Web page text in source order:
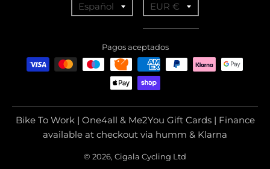
n
a
t
Español
a
n
s
a
t
i
EUR €
Pagos aceptados
Bike To Work | One4all & Me2You Gift Cards | Finance
available at checkout via humm & Klarna
© 2026, Cigala Cycling Ltd